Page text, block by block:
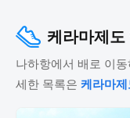
케라마제도
나하항에서 배로 이
세한 목록은 케라마제